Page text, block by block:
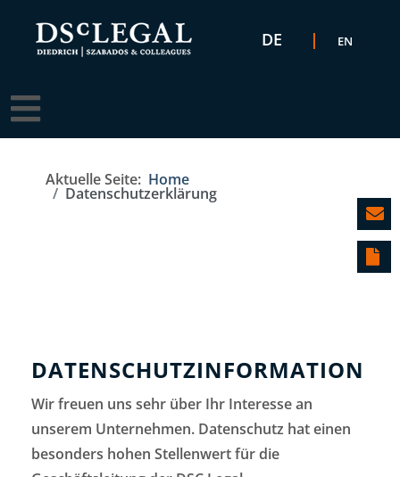
DE EN
Aktuelle Seite: Home
Datenschutzerklärung
DATENSCHUTZINFORMATION
Wir freuen uns sehr über Ihr Interesse an
unserem Unternehmen. Datenschutz hat einen
besonders hohen Stellenwert für die